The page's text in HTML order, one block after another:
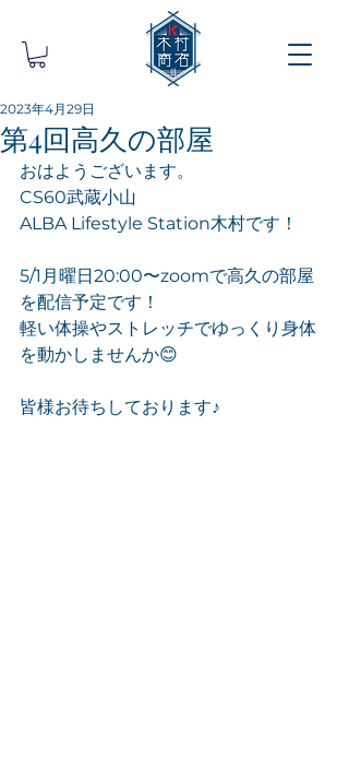
第4回高久の部屋
2023年4月29日
おはようございます。
CS60武蔵小山
ALBA Lifestyle Station木村です！
5/1月曜日20:00〜zoomで高久の部屋
を配信予定です！
軽い体操やストレッチでゆっくり身体
を動かしませんか😊
皆様お待ちしております♪